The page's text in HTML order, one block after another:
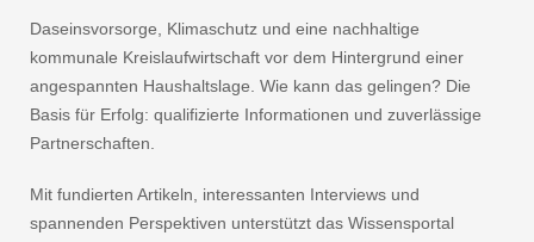
Daseinsvorsorge, Klimaschutz und eine nachhaltige
kommunale Kreislaufwirtschaft vor dem Hintergrund einer
angespannten Haushaltslage. Wie kann das gelingen? Die
Basis für Erfolg: qualifizierte Informationen und zuverlässige
Partnerschaften.
Mit fundierten Artikeln, interessanten Interviews und
spannenden Perspektiven unterstützt das Wissensportal